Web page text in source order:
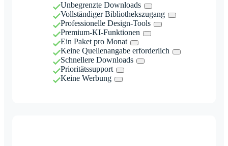
Unbegrenzte Downloads
Vollständiger Bibliothekszugang
Professionelle Design-Tools
Premium-KI-Funktionen
Ein Paket pro Monat
Keine Quellenangabe erforderlich
Schnellere Downloads
Prioritätssupport
Keine Werbung